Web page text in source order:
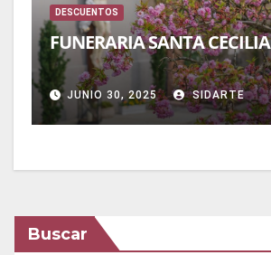
DESCUENTOS
FUNERARIA SANTA CECILIA
JUNIO 30, 2025 SIDARTE
Buscar